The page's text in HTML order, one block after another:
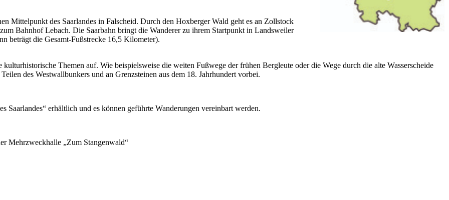
Mittelpunkt des Saarlandes in Falscheid. Durch den Hoxberger Wald geht es an Zollstock
Bahnhof Lebach. Die Saarbahn bringt die Wanderer zu ihrem Startpunkt in Landsweiler
beträgt die Gesamt-Fußstrecke 16,5 Kilometer).
Themen auf. Wie beispielsweise die weiten Fußwege der frühen Bergleute oder die Wege durch die alte Wasserscheide
des Westwallbunkers und an Grenzsteinen aus dem 18. Jahrhundert vorbei.
erhältlich und es können geführte Wanderungen vereinbart werden.
Mehrzweckhalle „Zum Stangenwald“